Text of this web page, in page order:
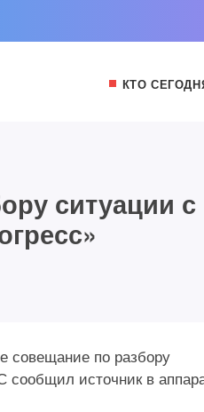
КТО
ситуации с
совещание по разбору
сообщил источник в